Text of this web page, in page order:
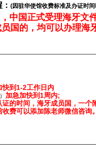
(因驻华使馆收费标准及办证时
中国正式受理海牙文
国的，均可以办理海
快到1-2工作日内
加急加快到1周内;
证的时间，海牙成员国，一
费可以添加陈老师微信咨询。